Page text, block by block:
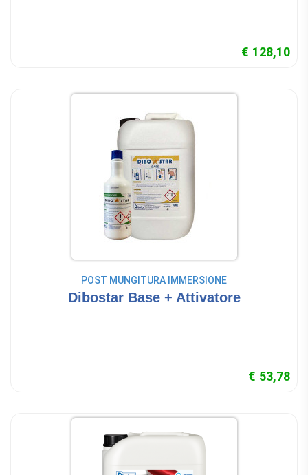
€ 128,10
POST MUNGITURA IMMERSIONE
Dibostar Base + Attivatore
€ 53,78